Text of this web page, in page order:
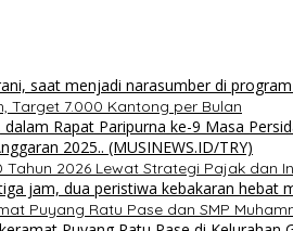
Target 7.000 Kantong per Bulan
2026 Lewat Strategi Pajak dan
Puyang Ratu Pase dan SMP